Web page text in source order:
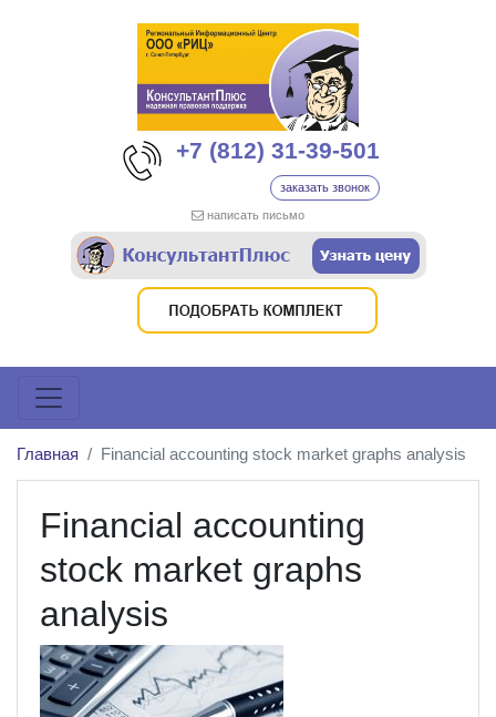
+7 (812) 31-39-501
заказать звонок
написать письмо
Главная Financial accounting stock market graphs analysis
Financial accounting
stock market graphs
analysis